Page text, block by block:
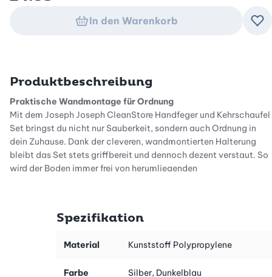
In den Warenkorb
Produktbeschreibung
Praktische Wandmontage für Ordnung
Mit dem Joseph Joseph CleanStore Handfeger und Kehrschaufel
Set bringst du nicht nur Sauberkeit, sondern auch Ordnung in
dein Zuhause. Dank der cleveren, wandmontierten Halterung
bleibt das Set stets griffbereit und dennoch dezent verstaut. So
wird der Boden immer frei von herumliegenden
Die weichen, gefiederten Borsten des Handfegers sind speziell
entfernen. Selbst kleinste Partikel haben keine Chance, sich der
Spezifikation
Material Kunststoff Polypropylene
Farbe Silber, Dunkelblau